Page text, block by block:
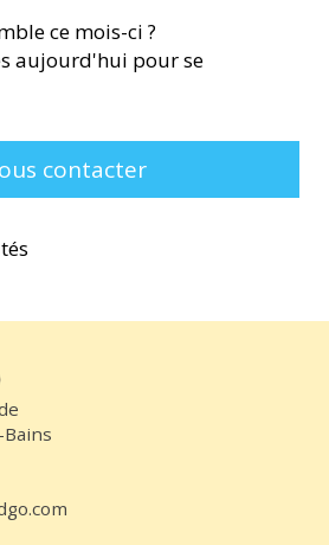
ce mois-ci ?
aujourd'hui pour se
contacter